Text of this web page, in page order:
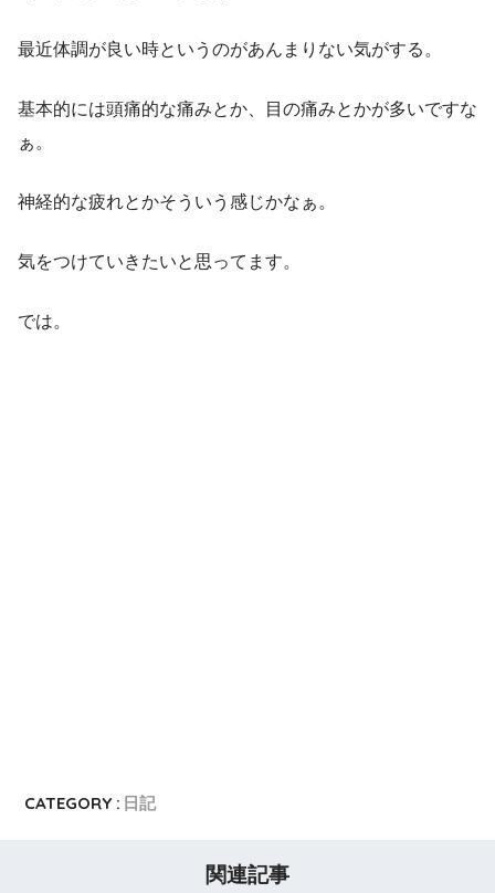
最近体調が良い時というのがあんまりない気がする。
基本的には頭痛的な痛みとか、目の痛みとかが多いですな
ぁ。
神経的な疲れとかそういう感じかなぁ。
気をつけていきたいと思ってます。
では。
CATEGORY : 日記
関連記事